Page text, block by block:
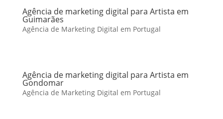
Agência de marketing digital para Artista em
Guimarães
Agência de Marketing Digital em Portugal
Agência de marketing digital para Artista em
Gondomar
Agência de Marketing Digital em Portugal